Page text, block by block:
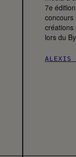
7e
concours
créations
lors du
ALEXIS